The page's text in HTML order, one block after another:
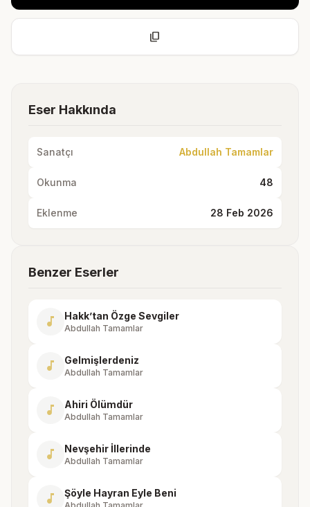
content_copy
Eser Hakkında
Sanatçı Abdullah Tamamlar
Okunma 48
Eklenme 28 Feb 2026
Benzer Eserler
music_note Hakk’tan Özge Sevgiler
Abdullah Tamamlar
music_note Gelmişlerdeniz
Abdullah Tamamlar
music_note Ahiri Ölümdür
Abdullah Tamamlar
music_note Nevşehir İllerinde
Abdullah Tamamlar
music_note Şöyle Hayran Eyle Beni